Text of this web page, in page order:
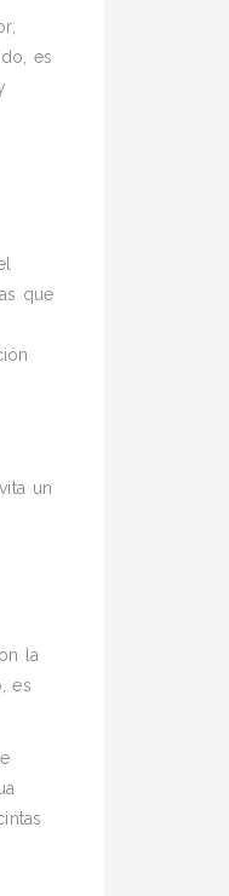
es
que
un
la
es